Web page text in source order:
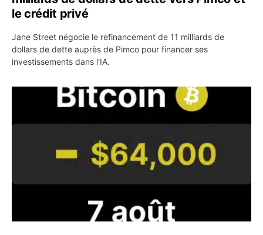
le crédit privé
Jane Street négocie le refinancement de 11 milliards de
dollars de dette auprès de Pimco pour financer ses
investissements dans l'IA.
Bitcoin stagne à 64 000 dollars pendant que les